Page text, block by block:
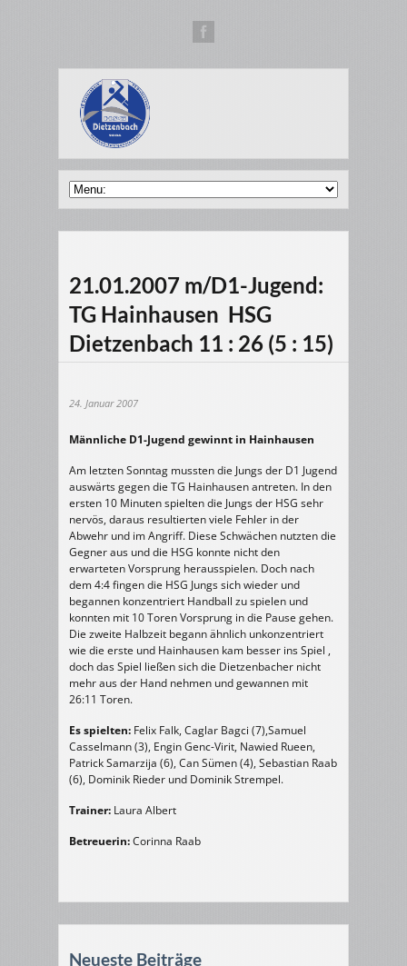
21.01.2007 m/D1-Jugend:
TG Hainhausen  HSG
Dietzenbach 11 : 26 (5 : 15)
24. Januar 2007
Männliche D1-Jugend gewinnt in Hainhausen
Am letzten Sonntag mussten die Jungs der D1 Jugend
auswärts gegen die TG Hainhausen antreten. In den
ersten 10 Minuten spielten die Jungs der HSG sehr
nervös, daraus resultierten viele Fehler in der
Abwehr und im Angriff. Diese Schwächen nutzten die
Gegner aus und die HSG konnte nicht den
erwarteten Vorsprung herausspielen. Doch nach
dem 4:4 fingen die HSG Jungs sich wieder und
begannen konzentriert Handball zu spielen und
konnten mit 10 Toren Vorsprung in die Pause gehen.
Die zweite Halbzeit begann ähnlich unkonzentriert
wie die erste und Hainhausen kam besser ins Spiel ,
doch das Spiel ließen sich die Dietzenbacher nicht
mehr aus der Hand nehmen und gewannen mit
26:11 Toren.
Es spielten: Felix Falk, Caglar Bagci (7),Samuel
Casselmann (3), Engin Genc-Virit, Nawied Rueen,
Patrick Samarzija (6), Can Sümen (4), Sebastian Raab
(6), Dominik Rieder und Dominik Strempel.
Trainer: Laura Albert
Betreuerin:Corinna Raab
Neueste Beiträge